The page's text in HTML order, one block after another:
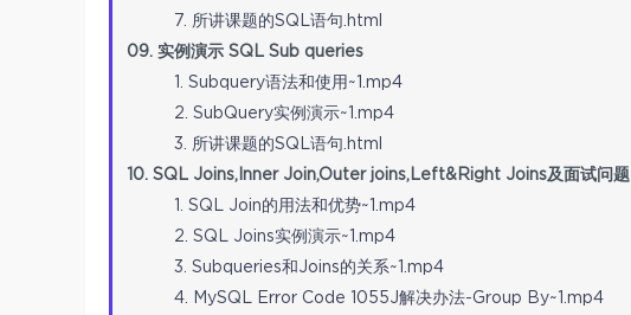
7. 所讲课题的SQL语句.html
09. 实例演示 SQL Sub queries
1. Subquery语法和使用~1.mp4
2. SubQuery实例演示~1.mp4
3. 所讲课题的SQL语句.html
10. SQL Joins,Inner Join,Outer joins,Left&Right Joins及面试问题
1. SQL Join的用法和优势~1.mp4
2. SQL Joins实例演示~1.mp4
3. Subqueries和Joins的关系~1.mp4
4. MySQL Error Code 1055J解决办法-Group By~1.mp4